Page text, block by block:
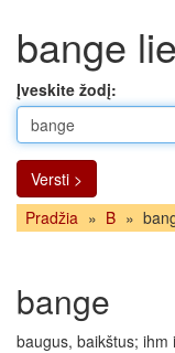
bange
Įveskite žodį:
Versti >
Pradžia » B »
bange
baugus, baikštus;